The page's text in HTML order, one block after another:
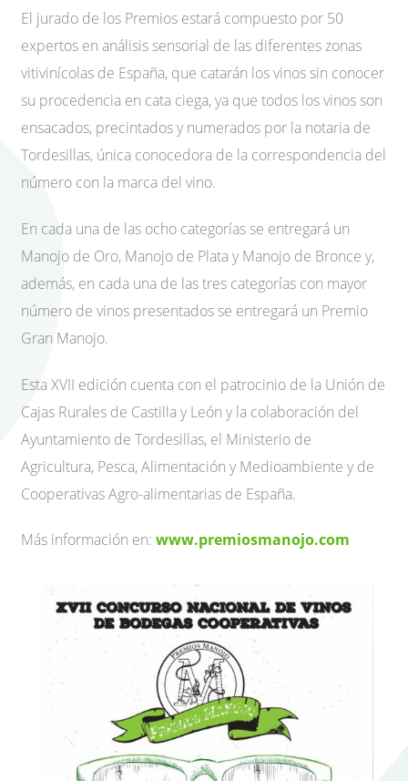
El jurado de los Premios estará compuesto por 50
expertos en análisis sensorial de las diferentes zonas
vitivinícolas de España, que catarán los vinos sin conocer
su procedencia en cata ciega, ya que todos los vinos son
ensacados, precintados y numerados por la notaria de
Tordesillas, única conocedora de la correspondencia del
número con la marca del vino.
En cada una de las ocho categorías se entregará un
Manojo de Oro, Manojo de Plata y Manojo de Bronce y,
además, en cada una de las tres categorías con mayor
número de vinos presentados se entregará un Premio
Gran Manojo.
Esta XVII edición cuenta con el patrocinio de la Unión de
Cajas Rurales de Castilla y León y la colaboración del
Ayuntamiento de Tordesillas, el Ministerio de
Agricultura, Pesca, Alimentación y Medioambiente y de
Cooperativas Agro-alimentarias de España.
Más información en: www.premiosmanojo.com